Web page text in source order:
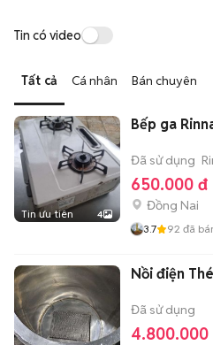
Tin có video
Tất cả Cá nhân Bán chuyên
Tin ưu tiên 4
Bếp ga
Đã sử dụng
650.000 đ
Đồng Nai
3.7 92 đã
Nồi điện
Đã sử dụng
4.800.000